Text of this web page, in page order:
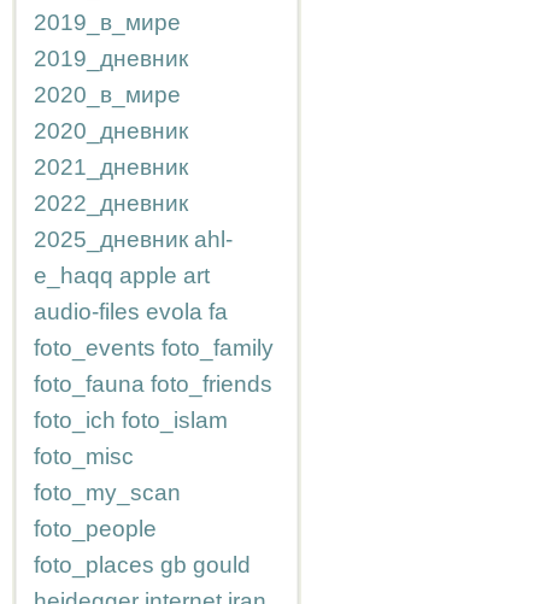
2019_в_мире
2019_дневник
2020_в_мире
2020_дневник
2021_дневник
2022_дневник
2025_дневник ahl-
e_haqq apple art
audio-files evola fa
foto_events foto_family
foto_fauna foto_friends
foto_ich foto_islam
foto_misc
foto_my_scan
foto_people
foto_places gb gould